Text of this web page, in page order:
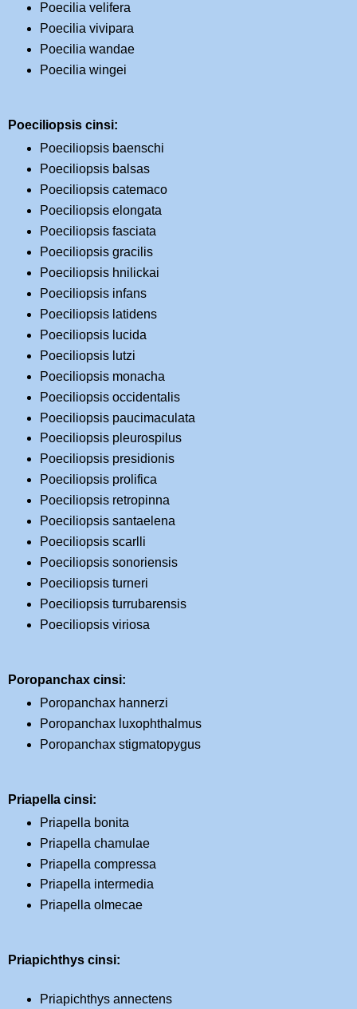
Poecilia velifera
Poecilia vivipara
Poecilia wandae
Poecilia wingei
Poeciliopsis cinsi:
Poeciliopsis baenschi
Poeciliopsis balsas
Poeciliopsis catemaco
Poeciliopsis elongata
Poeciliopsis fasciata
Poeciliopsis gracilis
Poeciliopsis hnilickai
Poeciliopsis infans
Poeciliopsis latidens
Poeciliopsis lucida
Poeciliopsis lutzi
Poeciliopsis monacha
Poeciliopsis occidentalis
Poeciliopsis paucimaculata
Poeciliopsis pleurospilus
Poeciliopsis presidionis
Poeciliopsis prolifica
Poeciliopsis retropinna
Poeciliopsis santaelena
Poeciliopsis scarlli
Poeciliopsis sonoriensis
Poeciliopsis turneri
Poeciliopsis turrubarensis
Poeciliopsis viriosa
Poropanchax cinsi:
Poropanchax hannerzi
Poropanchax luxophthalmus
Poropanchax stigmatopygus
Priapella cinsi:
Priapella bonita
Priapella chamulae
Priapella compressa
Priapella intermedia
Priapella olmecae
Priapichthys cinsi:
Priapichthys annectens